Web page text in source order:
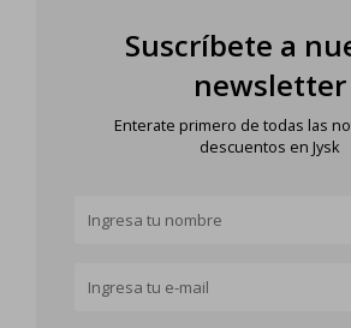
Suscríbete a
newsletter
Enterate primero de todas las
descuentos en Jysk